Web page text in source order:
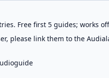
Free first 5 guides; works
please link them to the